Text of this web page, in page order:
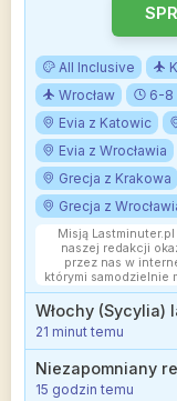
All Inclusive
Wrocław
6-8
Evia z Katowic
Evia z Wrocławia
Grecja z Krakowa
Grecja z
Misją
naszej redakcji
przez nas w
którymi samodzielnie
Ceny w
otrzymywać
Cię
21 minut temu
15 godzin temu